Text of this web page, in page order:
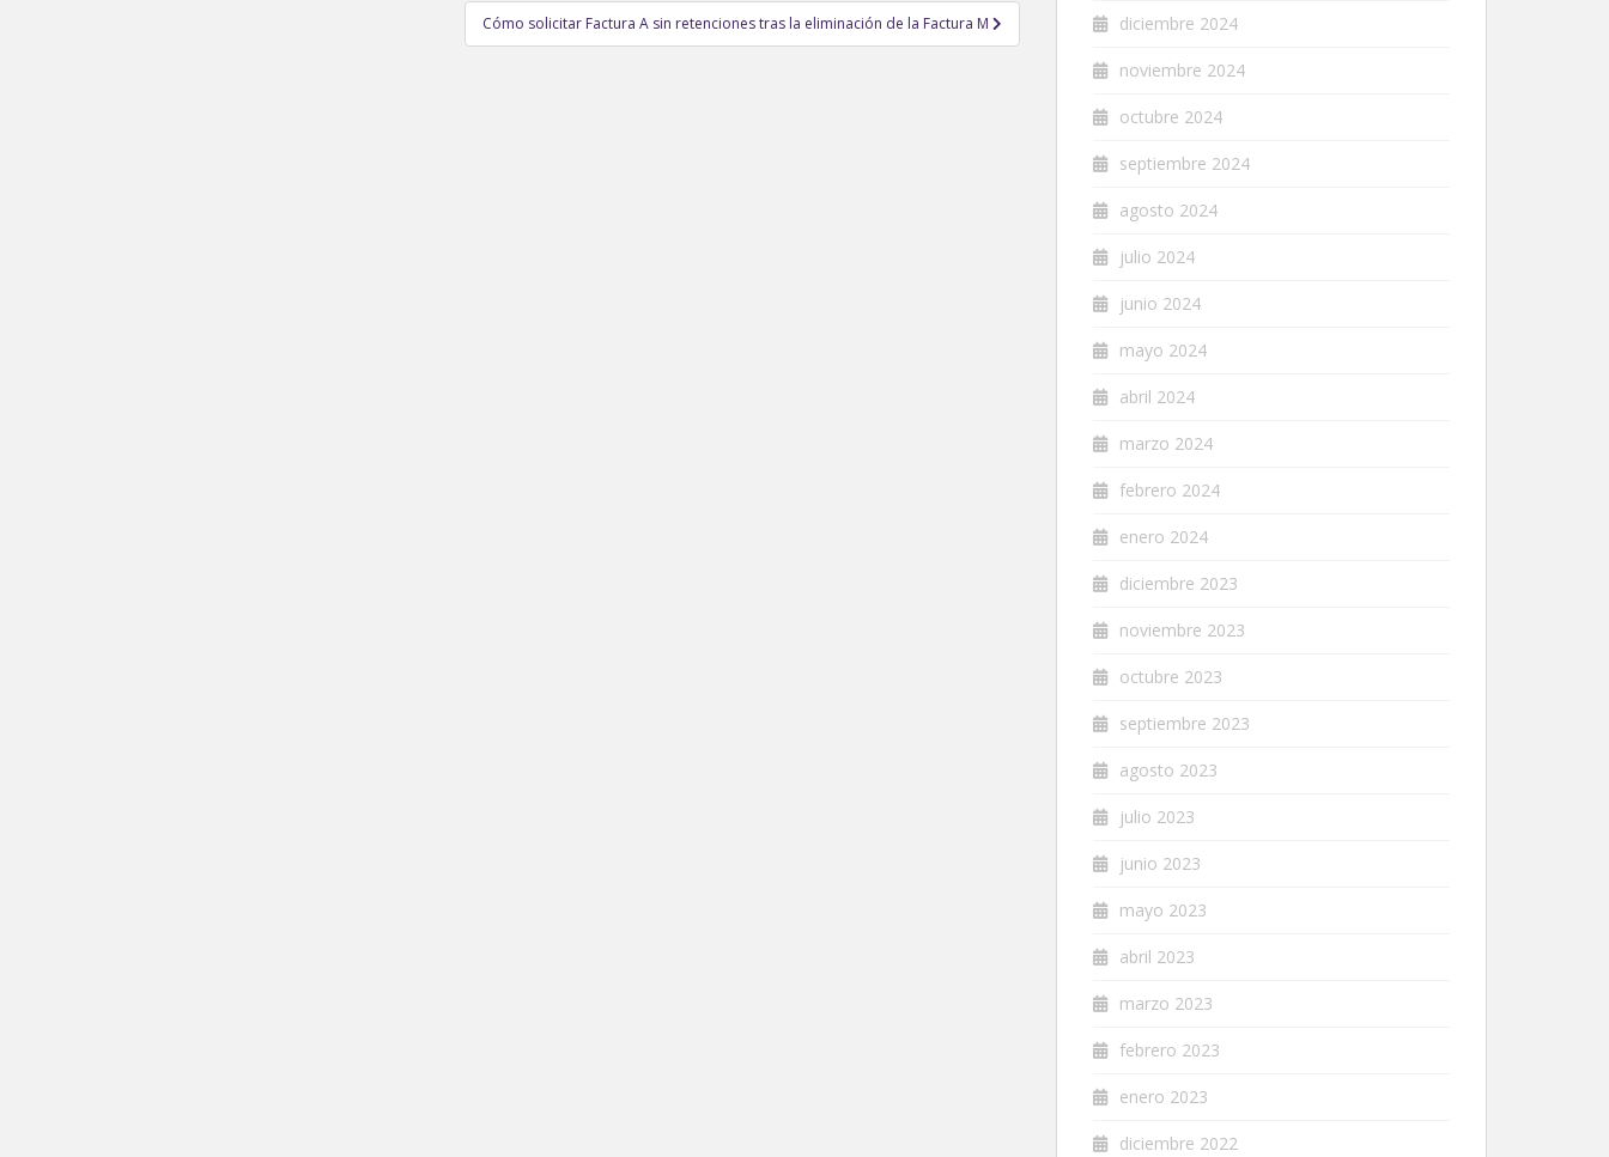
Cómo solicitar Factura A sin retenciones tras la eliminación de la Factura M diciembre 2024
noviembre 2024
octubre 2024
septiembre 2024
agosto 2024
julio 2024
junio 2024
mayo 2024
abril 2024
marzo 2024
febrero 2024
enero 2024
diciembre 2023
noviembre 2023
octubre 2023
septiembre 2023
agosto 2023
julio 2023
junio 2023
mayo 2023
abril 2023
marzo 2023
febrero 2023
enero 2023
diciembre 2022